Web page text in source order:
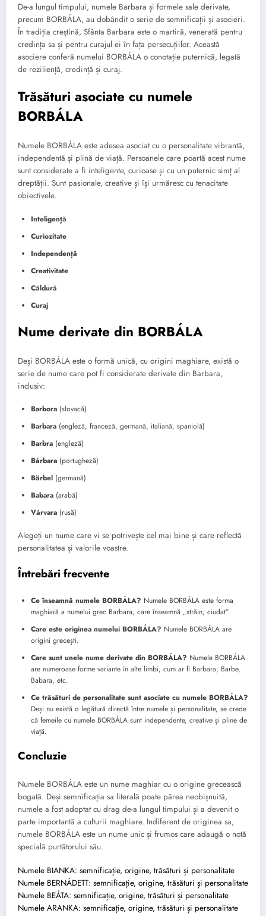
De-a lungul timpului, numele Barbara și formele sale derivate,
precum BORBÁLA, au dobândit o serie de semnificații și asocieri.
În tradiția creștină, Sfânta Barbara este o martiră, venerată pentru
credința sa și pentru curajul ei în fața persecuțiilor. Această
asociere conferă numelui BORBÁLA o conotație puternică, legată
de reziliență, credință și curaj.
Trăsături asociate cu numele
BORBÁLA
Numele BORBÁLA este adesea asociat cu o personalitate vibrantă,
independentă și plină de viață. Persoanele care poartă acest nume
sunt considerate a fi inteligente, curioase și cu un puternic simț al
dreptății. Sunt pasionale, creative și își urmăresc cu tenacitate
obiectivele.
Inteligență
Curiozitate
Independență
Creativitate
Căldură
Curaj
Nume derivate din BORBÁLA
Deși BORBÁLA este o formă unică, cu origini maghiare, există o
serie de nume care pot fi considerate derivate din Barbara,
inclusiv:
Barbora (slovacă)
Barbara (engleză, franceză, germană, italiană, spaniolă)
Barbra (engleză)
Bárbara (portugheză)
Bärbel (germană)
Babara (arabă)
Várvara (rusă)
Alegeți un nume care vi se potrivește cel mai bine și care reflectă
personalitatea și valorile voastre.
Întrebări frecvente
Ce înseamnă numele BORBÁLA? Numele BORBÁLA este forma
maghiară a numelui grec Barbara, care înseamnă „străin; ciudat”.
Care este originea numelui BORBÁLA? Numele BORBÁLA are
origini grecești.
Care sunt unele nume derivate din BORBÁLA? Numele BORBÁLA
are numeroase forme variante în alte limbi, cum ar fi Barbara, Barbe,
Babara, etc.
Ce trăsături de personalitate sunt asociate cu numele BORBÁLA?
Deși nu există o legătură directă între numele și personalitate, se crede
că femeile cu numele BORBÁLA sunt independente, creative și pline de
viață.
Concluzie
Numele BORBÁLA este un nume maghiar cu o origine grecească
bogată. Deși semnificația sa literală poate părea neobișnuită,
numele a fost adoptat cu drag de-a lungul timpului și a devenit o
parte importantă a culturii maghiare. Indiferent de originea sa,
numele BORBÁLA este un nume unic și frumos care adaugă o notă
specială purtătorului său.
Numele BIANKA: semnificație, origine, trăsături și personalitate
Numele BERNÁDETT: semnificație, origine, trăsături și personalitate
Numele BEÁTA: semnificație, origine, trăsături și personalitate
Numele ARANKA: semnificație, origine, trăsături și personalitate